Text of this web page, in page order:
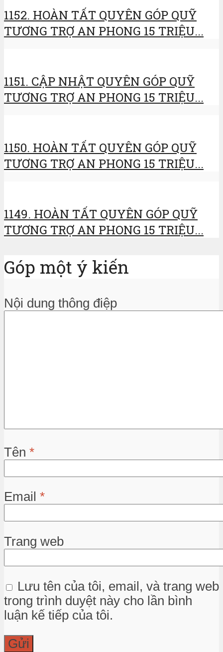
1152. HOÀN TẤT QUYÊN GÓP QUỸ
TƯƠNG TRỢ AN PHONG 15 TRIỆU...
1151. CẬP NHẬT QUYÊN GÓP QUỸ
TƯƠNG TRỢ AN PHONG 15 TRIỆU...
1150. HOÀN TẤT QUYÊN GÓP QUỸ
TƯƠNG TRỢ AN PHONG 15 TRIỆU...
1149. HOÀN TẤT QUYÊN GÓP QUỸ
TƯƠNG TRỢ AN PHONG 15 TRIỆU...
Góp một ý kiến
Nội dung thông điệp
Tên *
Email *
Trang web
Lưu tên của tôi, email, và trang web
trong trình duyệt này cho lần bình
luận kế tiếp của tôi.